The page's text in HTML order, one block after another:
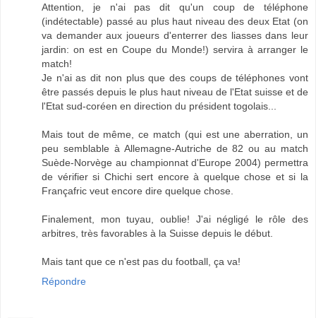
Attention, je n'ai pas dit qu'un coup de téléphone
(indétectable) passé au plus haut niveau des deux Etat (on
va demander aux joueurs d'enterrer des liasses dans leur
jardin: on est en Coupe du Monde!) servira à arranger le
match!
Je n'ai as dit non plus que des coups de téléphones vont
être passés depuis le plus haut niveau de l'Etat suisse et de
l'Etat sud-coréen en direction du président togolais...
Mais tout de même, ce match (qui est une aberration, un
peu semblable à Allemagne-Autriche de 82 ou au match
Suède-Norvège au championnat d'Europe 2004) permettra
de vérifier si Chichi sert encore à quelque chose et si la
Françafric veut encore dire quelque chose.
Finalement, mon tuyau, oublie! J'ai négligé le rôle des
arbitres, très favorables à la Suisse depuis le début.
Mais tant que ce n'est pas du football, ça va!
Répondre